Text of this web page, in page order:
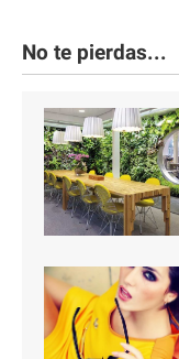
No te pierdas...